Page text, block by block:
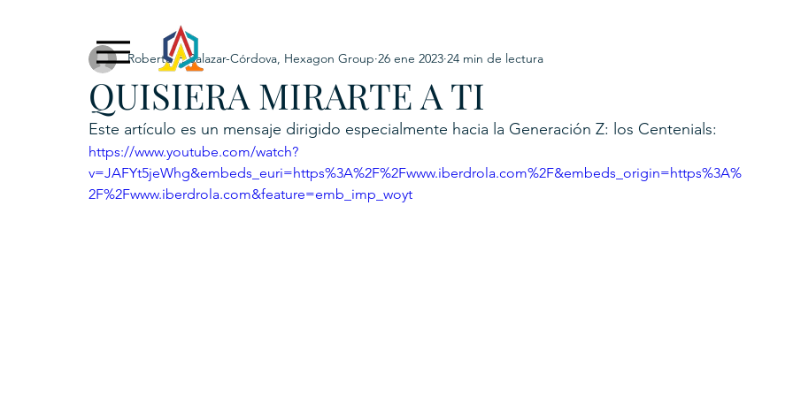
6. HEXAGON GROUP 7. APP
Exclusive Content ADNPL IGRP LATAM2021 URKU
QUISIERA MIRARTE A TI
Roberto F. Salazar-Córdova, Hexagon Group 26 ene 2023 24 min de lectura
Este artículo es un mensaje dirigido especialmente hacia la Generación Z: los Centenials:
https://www.youtube.com/watch?
v=JAFYt5jeWhg&embeds_euri=https%3A%2F%2Fwww.iberdrola.com%2F&embeds_origin=https%3A%
2F%2Fwww.iberdrola.com&feature=emb_imp_woyt